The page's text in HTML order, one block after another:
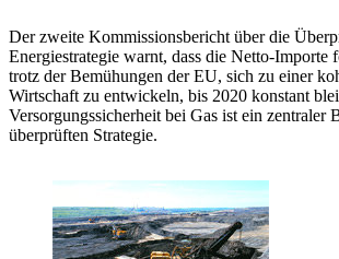
Der zweite Kommissionsbericht über die
Energiestrategie warnt, dass die Netto-Importe
trotz der Bemühungen der EU, sich zu einer
Wirtschaft zu entwickeln, bis 2020 konstant
Versorgungssicherheit bei Gas ist ein zentraler
überprüften Strategie.